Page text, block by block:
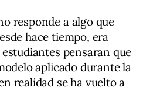
responde a algo que
hace tiempo, era
pensaran que
aplicado durante la
realidad se ha vuelto a